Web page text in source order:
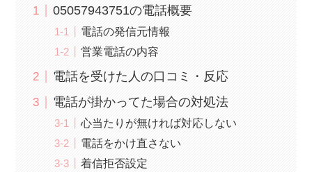
05057943751の電話概要
電話の発信元情報
営業電話の内容
電話を受けた人の口コミ・反応
電話が掛かってた場合の対処法
心当たりが無ければ対応しない
電話をかけ直さない
着信拒否設定